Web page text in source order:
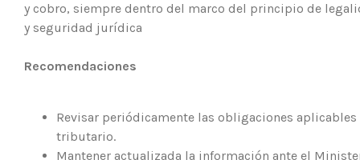
y cobro, siempre dentro del marco del principio de
y seguridad jurídica
Recomendaciones
Revisar periódicamente las obligaciones
tributario.
Mantener actualizada la información ante el